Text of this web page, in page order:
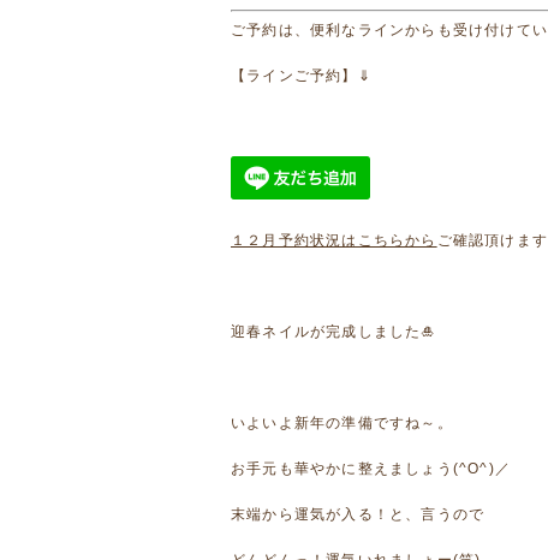
ご予約は、便利なラインからも受け付けて
【ラインご予約】⇓
１２月予約状況はこちらから ご確認頂けます
迎春ネイルが完成しました🎍
いよいよ新年の準備ですね～。
お手元も華やかに整えましょう(^O^)／
末端から運気が入る！と、言うので